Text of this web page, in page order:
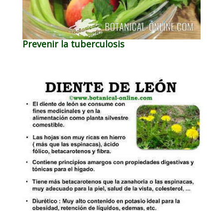
Prevenir la tuberculosis